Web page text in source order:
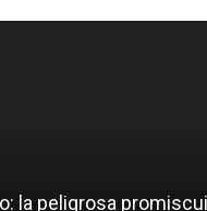
la peligrosa